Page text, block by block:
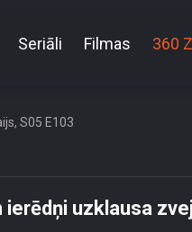
Seriāli Filmas 360
S05 E103
uzklausa